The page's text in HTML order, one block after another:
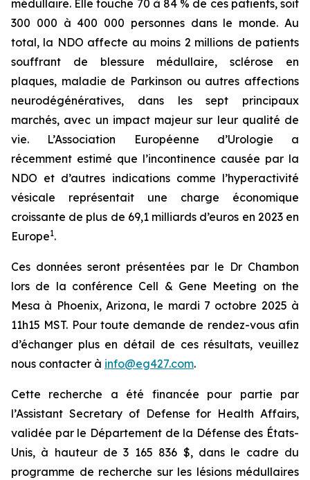
médullaire. Elle touche 70 à 84 % de ces patients, soit
300 000 à 400 000 personnes dans le monde. Au
total, la NDO affecte au moins 2 millions de patients
souffrant de blessure médullaire, sclérose en
plaques, maladie de Parkinson ou autres affections
neurodégénératives, dans les sept principaux
marchés, avec un impact majeur sur leur qualité de
vie. L’Association Européenne d’Urologie a
récemment estimé que l’incontinence causée par la
NDO et d’autres indications comme l’hyperactivité
vésicale représentait une charge économique
croissante de plus de 69,1 milliards d’euros en 2023 en
Europe1.
Ces données seront présentées par le Dr Chambon
lors de la conférence Cell & Gene Meeting on the
Mesa à Phoenix, Arizona, le mardi 7 octobre 2025 à
11h15 MST. Pour toute demande de rendez-vous afin
d’échanger plus en détail de ces résultats, veuillez
nous contacter à info@eg427.com.
Cette recherche a été financée pour partie par
l’Assistant Secretary of Defense for Health Affairs,
validée par le Département de la Défense des États-
Unis, à hauteur de 3 165 836 $, dans le cadre du
programme de recherche sur les lésions médullaires